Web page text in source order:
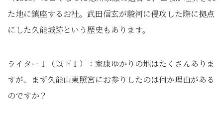
た地に鎮座するお社。武田信玄が駿河に侵攻した際に拠点
にした久能城跡という歴史もあります。
ライターＩ（以下Ｉ）：家康ゆかりの地はたくさんありま
すが、まず久能山東照宮にお参りしたのは何か理由がある
のですか？